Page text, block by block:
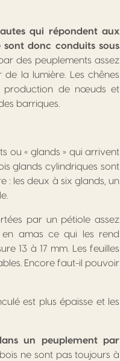
qui répondent aux
donc conduits sous
des peuplements assez
la lumière. Les chênes
production de nœuds et
barriques.
ou « glands » qui arrivent
glands cylindriques sont
: les deux à six glands, un
par un pétiole assez
amas ce qui les rend
13 à 17 mm. Les feuilles
Encore faut-il pouvoir
est plus épaisse et les
un peuplement par
ne sont pas toujours à